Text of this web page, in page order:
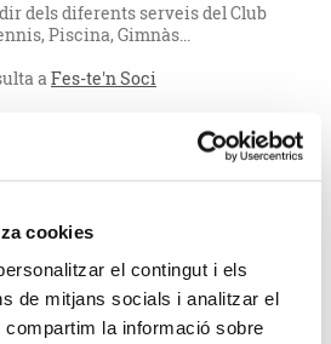
cookies
el contingut i els
de mitjans socials i analitzar el
la informació sobre
dels diferents serveis del Club
Piscina, Gimnàs...
aFes-te'n Soci